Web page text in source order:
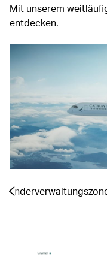
Mit unserem
entdecken.